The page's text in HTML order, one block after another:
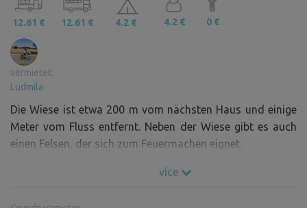
12.61 € 12.61 € 4.2 € 4.2 € 0 €
vermietet:
Ludmila
Die Wiese ist etwa 200 m vom nächsten Haus und einige
Meter vom Fluss entfernt. Neben der Wiese gibt es auch
einen Felsen, der sich zum Feuermachen eignet.
více